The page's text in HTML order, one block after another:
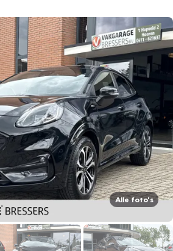
Alle foto's